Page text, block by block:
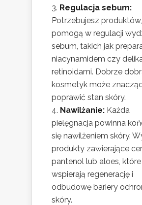
Regulacja sebum:
Potrzebujesz
pomogą w regulacji
sebum, takich jak
niacynamidem czy
retinoidami. Dobrze
kosmetyk może
poprawić stan skóry.
Nawilżanie: Każda
pielęgnacja powinna
się nawilżeniem skóry.
produkty zawierające
pantenol lub aloes, które
wspierają regenerację i
odbudowę bariery
skóry.